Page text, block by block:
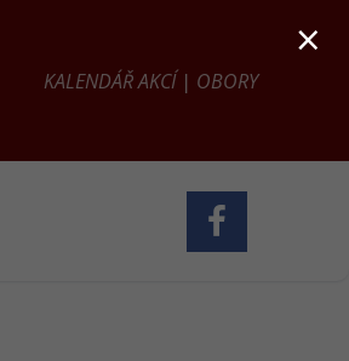
KALENDÁŘ AKCÍ| OBORY
×